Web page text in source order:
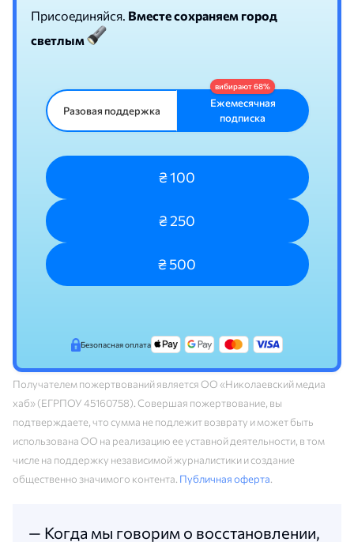
Присоединяйся. Вместе сохраняем город
светлым
Разовая поддержка
Ежемесячная
подписка
₴ 100
₴ 250
₴ 500
Безопасная оплата
Получателем пожертвований является ОО «Николаевский медиа
хаб» (ЕГРПОУ 45160758). Совершая пожертвование, вы
подтверждаете, что сумма не подлежит возврату и может быть
использована ОО на реализацию ее уставной деятельности, в том
числе на поддержку независимой журналистики и создание
общественно значимого контента. Публичная оферта.
— Когда мы говорим о восстановлении,